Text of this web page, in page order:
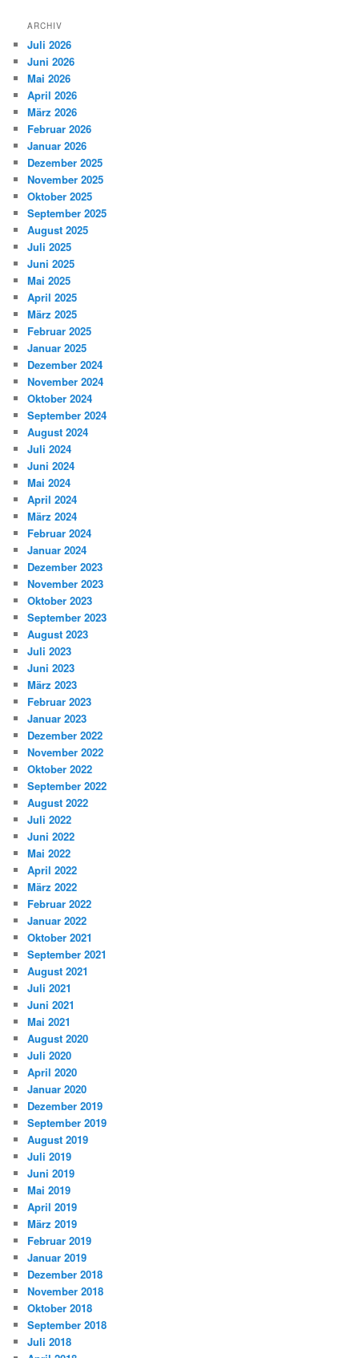
ARCHIV
Juli 2026
Juni 2026
Mai 2026
April 2026
März 2026
Februar 2026
Januar 2026
Dezember 2025
November 2025
Oktober 2025
September 2025
August 2025
Juli 2025
Juni 2025
Mai 2025
April 2025
März 2025
Februar 2025
Januar 2025
Dezember 2024
November 2024
Oktober 2024
September 2024
August 2024
Juli 2024
Juni 2024
Mai 2024
April 2024
März 2024
Februar 2024
Januar 2024
Dezember 2023
November 2023
Oktober 2023
September 2023
August 2023
Juli 2023
Juni 2023
März 2023
Februar 2023
Januar 2023
Dezember 2022
November 2022
Oktober 2022
September 2022
August 2022
Juli 2022
Juni 2022
Mai 2022
April 2022
März 2022
Februar 2022
Januar 2022
Oktober 2021
September 2021
August 2021
Juli 2021
Juni 2021
Mai 2021
August 2020
Juli 2020
April 2020
Januar 2020
Dezember 2019
September 2019
August 2019
Juli 2019
Juni 2019
Mai 2019
April 2019
März 2019
Februar 2019
Januar 2019
Dezember 2018
November 2018
Oktober 2018
September 2018
Juli 2018